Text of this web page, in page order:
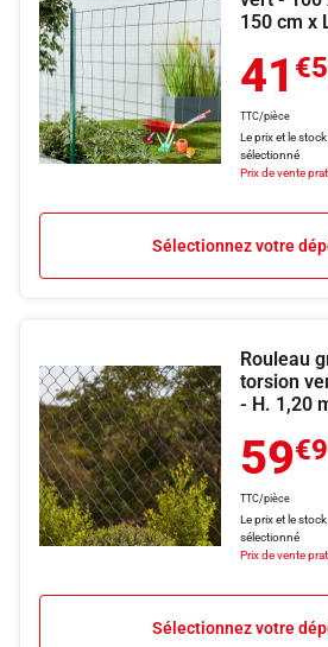
150 cm x
41
TTC/pièce
Le prix et le
sélectionné
Prix de vente
Sélectionnez votre
Rouleau
torsion
- H. 1,20
59
TTC/pièce
Le prix et le
sélectionné
Prix de vente
Sélectionnez votre